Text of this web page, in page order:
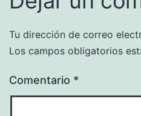
Tu dirección de correo
Los campos obligatorios
Comentario *